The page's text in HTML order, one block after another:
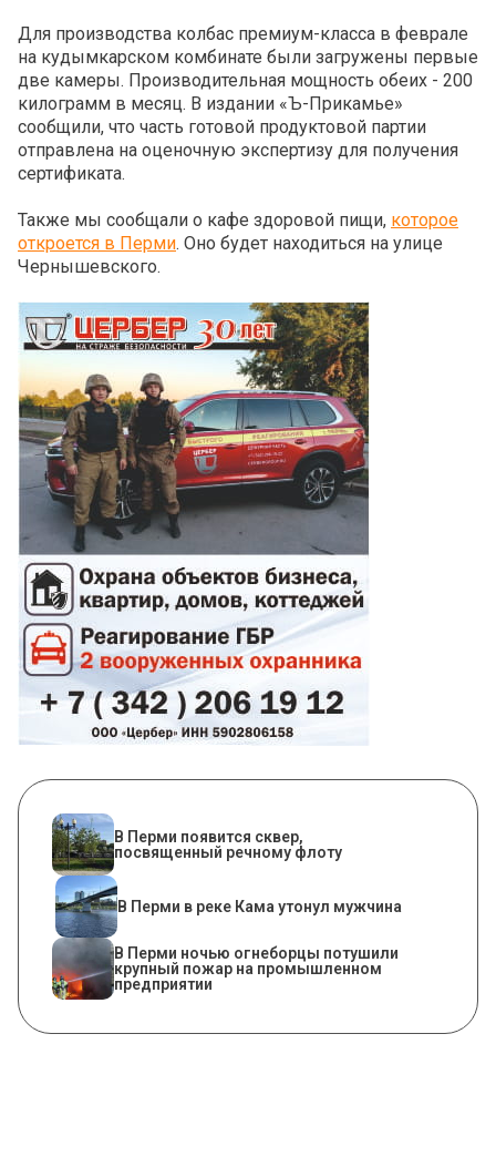
Для производства колбас премиум-класса в феврале
на кудымкарском комбинате были загружены первые
две камеры. Производительная мощность обеих - 200
килограмм в месяц. В издании «Ъ-Прикамье»
сообщили, что часть готовой продуктовой партии
отправлена на оценочную экспертизу для получения
сертификата.
Также мы сообщали о кафе здоровой пищи, которое
откроется в Перми. Оно будет находиться на улице
Чернышевского.
В Перми появится сквер,
посвященный речному флоту
В Перми в реке Кама утонул мужчина
​В Перми ночью огнеборцы потушили
крупный пожар на промышленном
предприятии